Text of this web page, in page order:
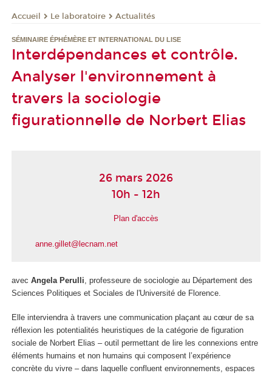
Accueil Le laboratoire Actualités
SÉMINAIRE ÉPHÉMÈRE ET INTERNATIONAL DU LISE
Interdépendances et contrôle.
Analyser l'environnement à
travers la sociologie
figurationnelle de Norbert Elias
26 mars 2026
10h - 12h
Plan d'accès
anne.gillet@lecnam.net
avec Angela Perulli , professeure de sociologie au Département des
Sciences Politiques et Sociales de l'Université de Florence.
Elle interviendra à travers une communication plaçant au cœur de sa
réflexion les potentialités heuristiques de la catégorie de figuration
sociale de Norbert Elias – outil permettant de lire les connexions entre
éléments humains et non humains qui composent l’expérience
concrète du vivre – dans laquelle confluent environnements, espaces